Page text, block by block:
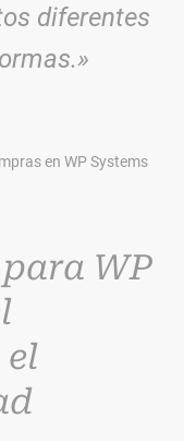
diferentes
en WP Systems
WP